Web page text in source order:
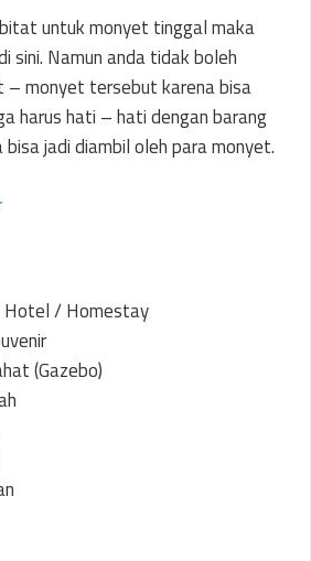
untuk monyet tinggal maka
sini. Namun anda tidak boleh
– monyet tersebut karena bisa
harus hati – hati dengan barang
jadi diambil oleh para monyet.
Hotel / Homestay
(Gazebo)